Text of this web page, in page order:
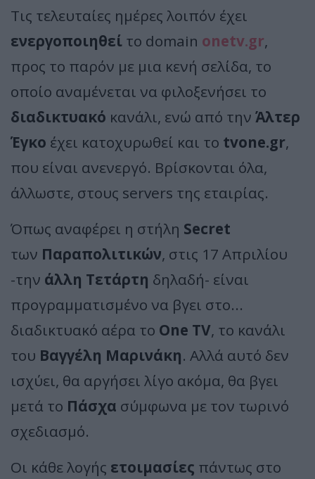
Τις τελευταίες ημέρες λοιπόν έχει
ενεργοποιηθεί το domain onetv.gr,
προς το παρόν με μια κενή σελίδα, το
οποίο αναμένεται να φιλοξενήσει το
διαδικτυακό κανάλι, ενώ από την Άλτερ
Έγκο έχει κατοχυρωθεί και το tvone.gr,
που είναι ανενεργό. Βρίσκονται όλα,
άλλωστε, στους servers της εταιρίας.
Όπως αναφέρει η στήλη Secret
των Παραπολιτικών, στις 17 Απριλίου
-την άλλη Τετάρτη δηλαδή- είναι
προγραμματισμένο να βγει στο...
διαδικτυακό αέρα το One TV, το κανάλι
του Βαγγέλη Μαρινάκη. Αλλά αυτό δεν
ισχύει, θα αργήσει λίγο ακόμα, θα βγει
μετά το Πάσχα σύμφωνα με τον τωρινό
σχεδιασμό.
Οι κάθε λογής ετοιμασίες πάντως στο